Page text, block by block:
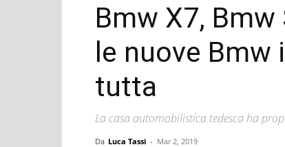
Bmw X7,
le nuove Bmw
tutta
La casa automobilistica tedesca ha
Da Luca Tassi - Mar 2, 2019